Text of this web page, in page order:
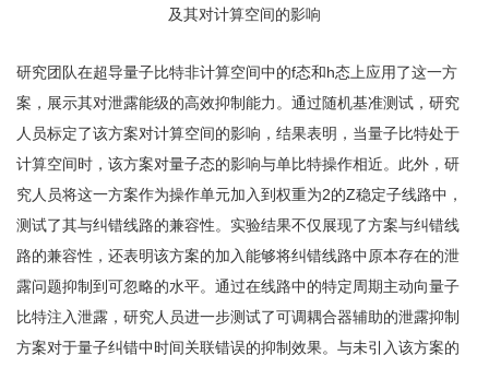
及其对计算空间的影响
研究团队在超导量子比特非计算空间中的f态和h态上应用了这一方
案，展示其对泄露能级的高效抑制能力。通过随机基准测试，研究
人员标定了该方案对计算空间的影响，结果表明，当量子比特处于
计算空间时，该方案对量子态的影响与单比特操作相近。此外，研
究人员将这一方案作为操作单元加入到权重为2的Z稳定子线路中，
测试了其与纠错线路的兼容性。实验结果不仅展现了方案与纠错线
路的兼容性，还表明该方案的加入能够将纠错线路中原本存在的泄
露问题抑制到可忽略的水平。通过在线路中的特定周期主动向量子
比特注入泄露，研究人员进一步测试了可调耦合器辅助的泄露抑制
方案对于量子纠错中时间关联错误的抑制效果。与未引入该方案的